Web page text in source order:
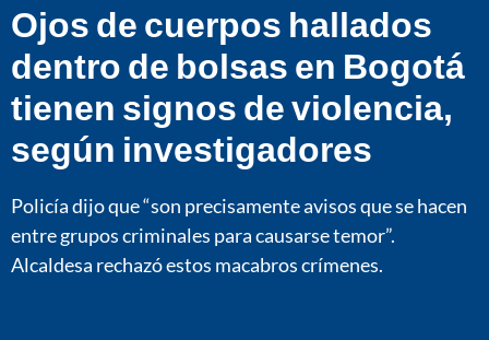
Ojos de cuerpos hallados
dentro de bolsas en Bogotá
tienen signos de violencia,
según investigadores
Policía dijo que “son precisamente avisos que se hacen
entre grupos criminales para causarse temor”.
Alcaldesa rechazó estos macabros crímenes.